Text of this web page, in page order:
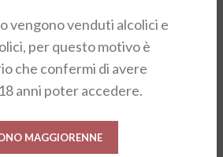
vengono venduti alcolici e
per questo motivo è
che confermi di avere
anni poter accedere.
MAGGIORENNE
Blanc De Noirs